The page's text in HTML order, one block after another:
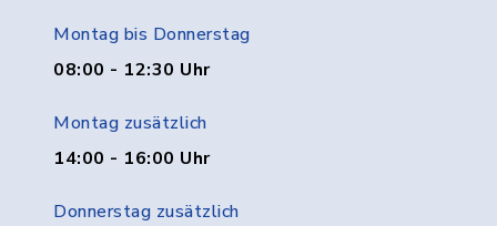
Montag bis Donnerstag
08:00 - 12:30 Uhr
Montag zusätzlich
14:00 - 16:00 Uhr
Donnerstag zusätzlich